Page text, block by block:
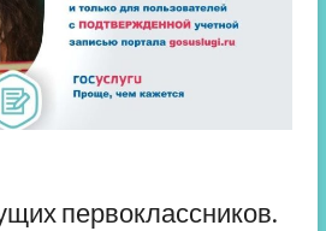
первоклассников.